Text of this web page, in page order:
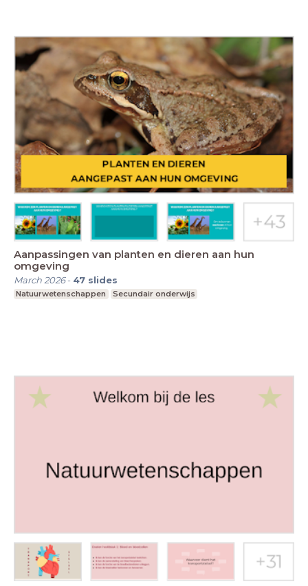
Aanpassingen van planten en dieren aan hun
omgeving
March 2026- 47 slides
Natuurwetenschappen Secundair onderwijs